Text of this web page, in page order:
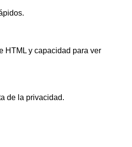
HTML y capacidad para ver
de la privacidad.